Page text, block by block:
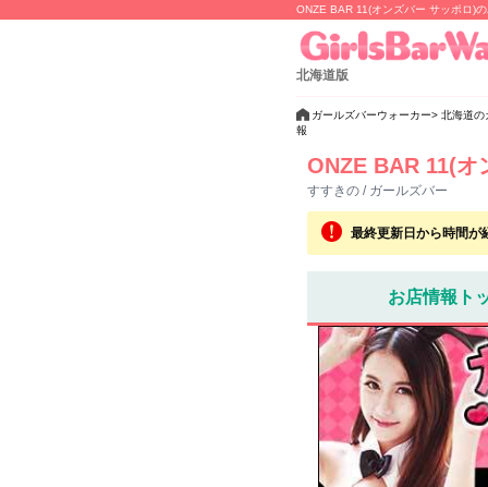
ONZE BAR 11(オンズバー サッポロ)
北海道版
ガールズバーウォーカー
北海道の
報
ONZE BAR 11(オ
すすきの / ガールズバー
最終更新日から時間が
お店情報ト